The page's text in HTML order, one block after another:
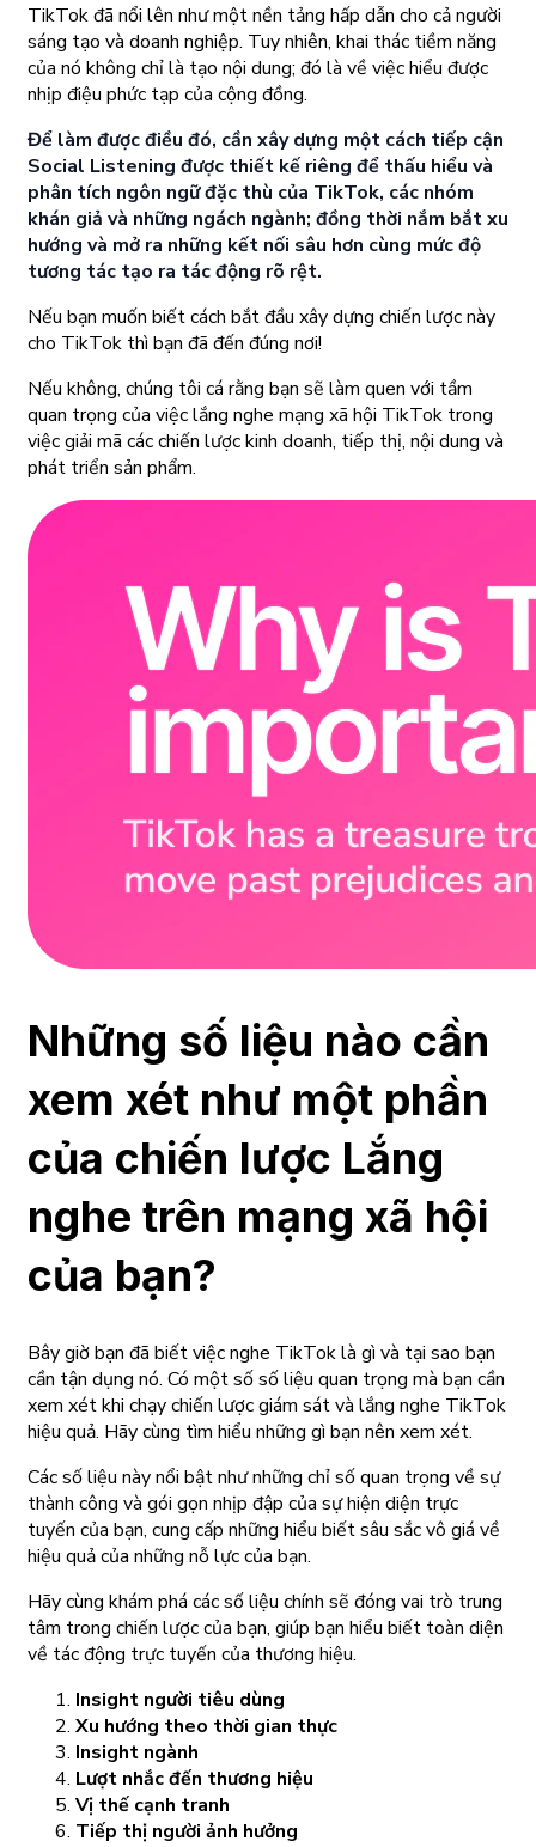
TikTok đã nổi lên như một nền tảng hấp dẫn cho cả người
sáng tạo và doanh nghiệp. Tuy nhiên, khai thác tiềm năng
của nó không chỉ là tạo nội dung; đó là về việc hiểu được
nhịp điệu phức tạp của cộng đồng.
Để làm được điều đó, cần xây dựng một cách tiếp cận
Social Listening được thiết kế riêng để thấu hiểu và
phân tích ngôn ngữ đặc thù của TikTok, các nhóm
khán giả và những ngách ngành; đồng thời nắm bắt xu
hướng và mở ra những kết nối sâu hơn cùng mức độ
tương tác tạo ra tác động rõ rệt.
Nếu bạn muốn biết cách bắt đầu xây dựng chiến lược này
cho TikTok thì bạn đã đến đúng nơi!
Nếu không, chúng tôi cá rằng bạn sẽ làm quen với tầm
quan trọng của việc lắng nghe mạng xã hội TikTok trong
việc giải mã các chiến lược kinh doanh, tiếp thị, nội dung và
phát triển sản phẩm.
Những số liệu nào cần
xem xét như một phần
của chiến lược Lắng
nghe trên mạng xã hội
của bạn?
Bây giờ bạn đã biết việc nghe TikTok là gì và tại sao bạn
cần tận dụng nó. Có một số số liệu quan trọng mà bạn cần
xem xét khi chạy chiến lược giám sát và lắng nghe TikTok
hiệu quả. Hãy cùng tìm hiểu những gì bạn nên xem xét.
Các số liệu này nổi bật như những chỉ số quan trọng về sự
thành công và gói gọn nhịp đập của sự hiện diện trực
tuyến của bạn, cung cấp những hiểu biết sâu sắc vô giá về
hiệu quả của những nỗ lực của bạn.
Hãy cùng khám phá các số liệu chính sẽ đóng vai trò trung
tâm trong chiến lược của bạn, giúp bạn hiểu biết toàn diện
về tác động trực tuyến của thương hiệu.
Insight người tiêu dùng
Xu hướng theo thời gian thực
Insight ngành
Lượt nhắc đến thương hiệu
Vị thế cạnh tranh
Tiếp thị người ảnh hưởng